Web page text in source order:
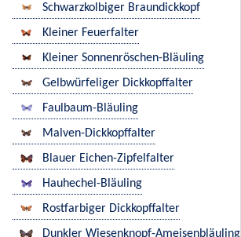
Schwarzkolbiger Braundickkopf
Kleiner Feuerfalter
Kleiner Sonnenröschen-Bläuling
Gelbwürfeliger Dickkopffalter
Faulbaum-Bläuling
Malven-Dickkopffalter
Blauer Eichen-Zipfelfalter
Hauhechel-Bläuling
Rostfarbiger Dickkopffalter
Dunkler Wiesenknopf-Ameisenbläuling